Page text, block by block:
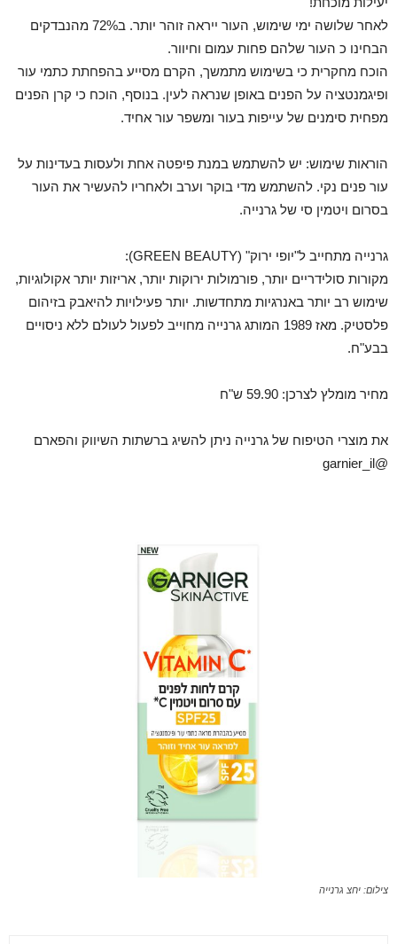
לאחר שלושה ימי שימוש, העור ייראה זוהר יותר. ב72% מהנבדקים
הבחינו כ העור שלהם פחות עמום וחיוור.
הוכח מחקרית כי בשימוש מתמשך, הקרם מסייע בהפחתת כתמי עור
ופיגמנטציה על הפנים באופן שנראה לעין. בנוסף, הוכח כי קרן הפנים
מפחית סימנים של עייפות בעור ומשפר עור אחיד.
הוראות שימוש: יש להשתמש במנת פיפטה אחת ולעסות בעדינות על
עור פנים נקי. להשתמש מדי בוקר וערב ולאחריו להעשיר את העור
בסרום ויטמין סי של גרנייה.
גרנייה מתחייב ל"יופי ירוק" (GREEN BEAUTY):
מקורות סולידריים יותר, פורמולות ירוקות יותר, אריזות יותר אקולוגיות,
שימוש רב יותר באנרגיות מתחדשות. יותר פעילויות להיאבק בזיהום
פלסטיק. מאז 1989 המותג גרנייה מחוייב לפעול לעולם ללא ניסויים
בבע"ח.
מחיר מומלץ לצרכן: 59.90 ש"ח
את מוצרי הטיפוח של גרנייה ניתן להשיג ברשתות השיווק והפארם
@garnier_il
צילום: יחצ גרנייה